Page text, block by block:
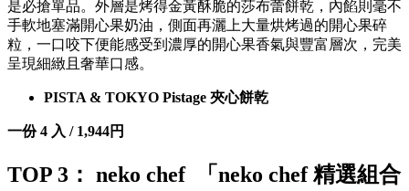
是必搶單品。外層是烤得金黃酥脆的莎布蕾餅乾，內餡則毫不
手軟地塞滿開心果奶油，側面再灑上大量烘烤過的開心果碎
粒，一口咬下便能感受到濃厚的開心果香氣與豐富層次，完美
呈現細緻且奢華口感。
PISTA & TOKYO Pistage 夾心餅乾
一份 4 入 / 1,944円
TOP 3： neko chef 「neko chef 精選組合